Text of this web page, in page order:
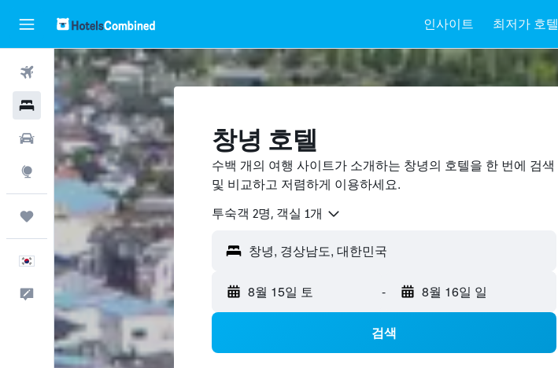
인사이트 최저가 호텔
항공권
호텔
렌터카
둘러보기
마이트립
한국어
피드백
창녕 호텔
수백 개의 여행 사이트가 소개하는 창녕​의 호텔을 한 번에 검색
및 비교하고 저렴하게 이용하세요.
​투숙객 2​명, ​객실 1개
8월 15일 토 - 8월 16일 일
검색